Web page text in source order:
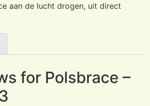
aan de lucht drogen, uit direct
for Polsbrace –